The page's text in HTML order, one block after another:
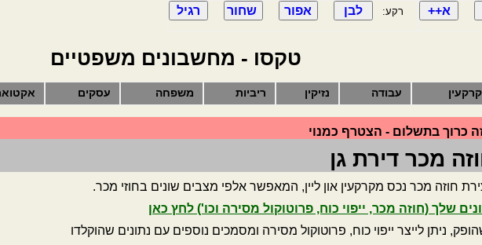
רקע:
טקסו - מחשבונים משפטיים
עבודה נזיקין ריביות משפחה עסקים
כרוך בתשלום - הצטרף כמנוי
מכר דירת גן
חוזה מכר נכס מקרקעין און ליין, המאפשר אלפי מצבים שונים בחוזי מכר.
שלך (חוזה מכר, ייפוי כוח, פרוטוקול מסירה וכו') לחץ כאן
ניתן לייצר ייפוי כוח, פרוטוקול מסירה ומסמכים נוספים עם נתונים שהוקלדו